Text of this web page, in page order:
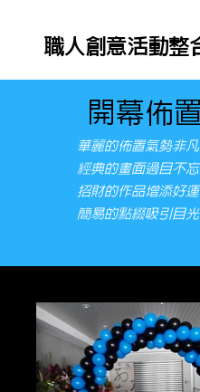
職人創意活動整
開幕佈
華麗的佈置氣勢非凡
經典的畫面過目不忘
招財的作品增添好運
簡易的點綴吸引目光